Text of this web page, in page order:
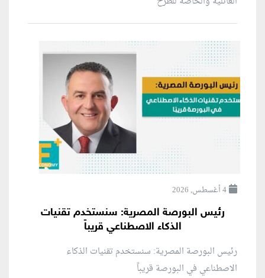
4 أغسطس, 2026
رئيس البورصة المصرية: سنستخدم تقنيات
الذكاء الاصطناعي قريباً
رئيس البورصة المصرية: سنستخدم تقنيات الذكاء
الاصطناعي في البورصة قريباً